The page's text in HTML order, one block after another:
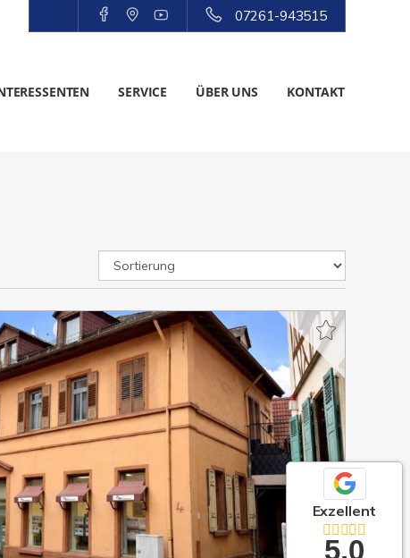
07261-943515
SERVICE ÜBER UNS KONTAKT
Exzellent
5,0